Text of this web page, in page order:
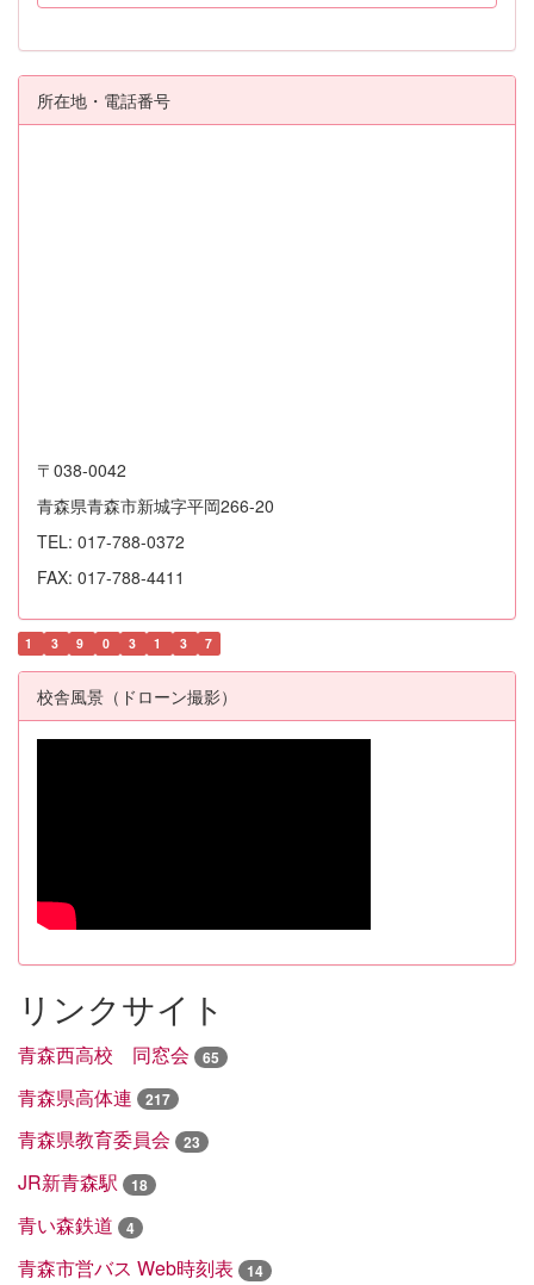
所在地・電話番号
〒038-0042
青森県青森市新城字平岡266-20
TEL: 017-788-0372
FAX: 017-788-4411
1 3 9 0 3 1 3 7
校舎風景（ドローン撮影）
リンクサイト
青森西高校 同窓会 65
青森県高体連 217
青森県教育委員会 23
JR新青森駅 18
青い森鉄道 4
青森市営バス Web時刻表 14